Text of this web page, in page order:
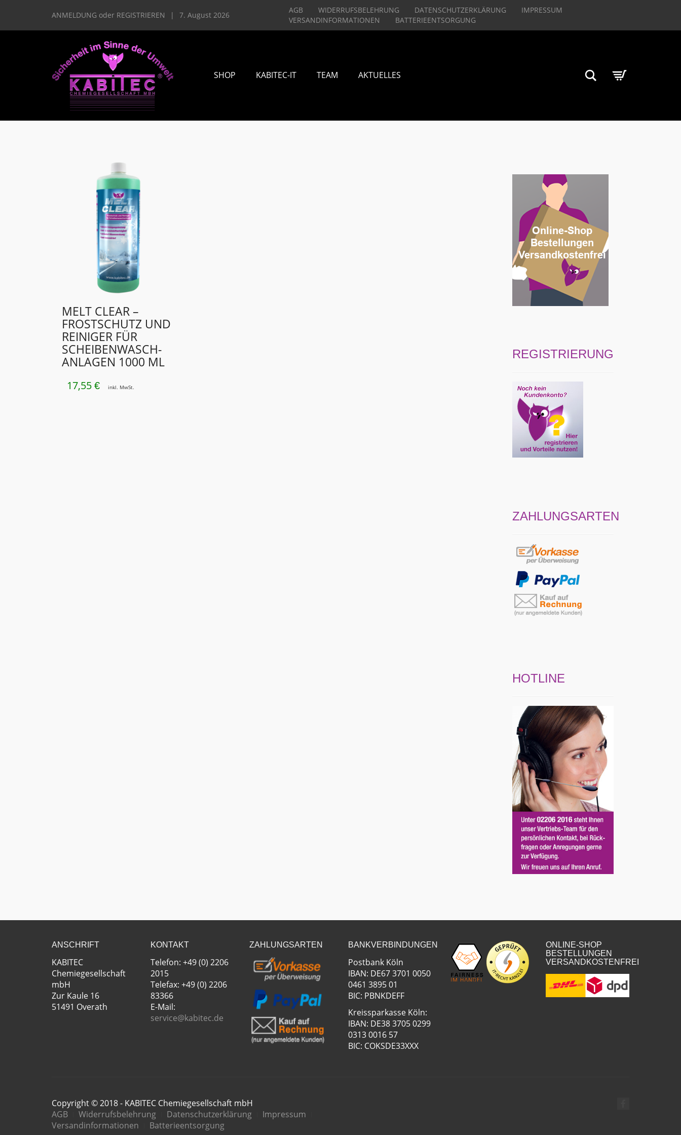
ANMELDUNG oder REGISTRIEREN | 7. August 2026
AGB WIDERRUFSBELEHRUNG DATENSCHUTZERKLÄRUNG
IMPRESSUM
VERSANDINFORMATIONEN
BATTERIEENTSORGUNG
SHOP KABITEC-IT TEAM AKTUELLES Suchen
MELT CLEAR –
FROSTSCHUTZ UND
REINIGER FÜR
SCHEIBENWASCH­
ANLAGEN 1000 ML
17,55 € inkl. MwSt.
REGISTRIERUNG
ZAHLUNGSARTEN
HOTLINE
ANSCHRIFT
KABITEC
Chemiegesellschaft
mbH
Zur Kaule 16
51491 Overath
KONTAKT
Telefon: +49 (0) 2206
2015
Telefax: +49 (0) 2206
83366
E-Mail:
service@kabitec.de
ZAHLUNGSARTEN BANKVERBINDUNGEN
Postbank Köln
IBAN: DE67 3701 0050
0461 3895 01
BIC: PBNKDEFF
Kreissparkasse Köln:
IBAN: DE38 3705 0299
0313 0016 57
BIC: COKSDE33XXX
ONLINE-SHOP
BESTELLUNGEN
VERSANDKOSTENFREI
Copyright © 2018 - KABITEC Chemiegesellschaft mbH
AGB
Widerrufsbelehrung Datenschutzerklärung
Impressum
Versandinformationen
Batterieentsorgung